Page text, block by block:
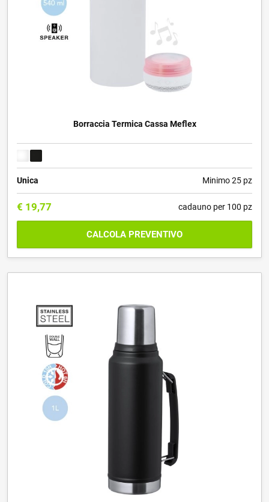
Borraccia Termica Cassa Meflex
Unica Minimo 25 pz
€ 19,77 cadauno per 100 pz
CALCOLA PREVENTIVO